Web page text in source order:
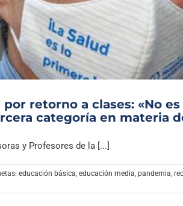
retorno a clases: «No
categoría en materia
y Profesores de la [...]
educación básica, educación media, pandemia,